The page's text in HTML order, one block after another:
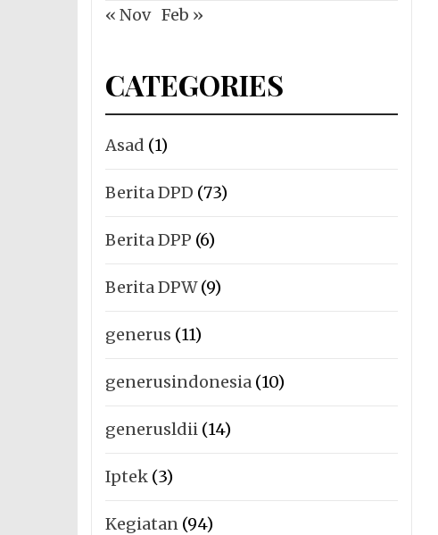
« Nov Feb »
CATEGORIES
Asad (1)
Berita DPD (73)
Berita DPP (6)
Berita DPW(9)
generus (11)
generusindonesia (10)
generusldii (14)
Iptek (3)
Kegiatan (94)